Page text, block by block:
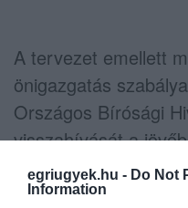
egriugyek.hu - Do Not
Information
A tervezet emellett
önigazgatás
Országos Bírósági
visszahívását a
bírósági